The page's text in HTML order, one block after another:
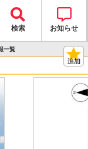
検索 お知らせ
一覧